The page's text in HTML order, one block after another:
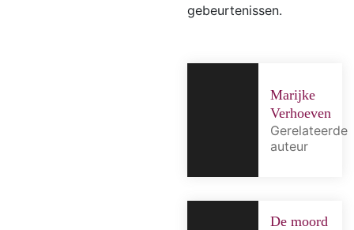
gebeurtenissen.
Marijke
Verhoeven
Gerelateerde
auteur
De moord